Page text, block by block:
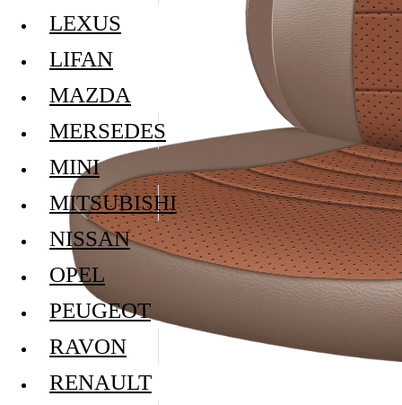
LEXUS
LIFAN
MAZDA
MERSEDES
MINI
MITSUBISHI
NISSAN
OPEL
PEUGEOT
RAVON
RENAULT